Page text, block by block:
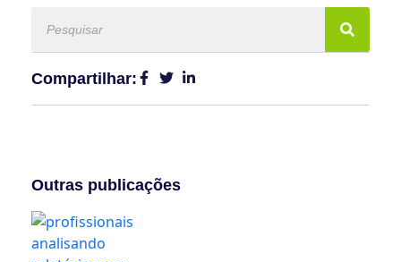
Compartilhar:
Outras publicações